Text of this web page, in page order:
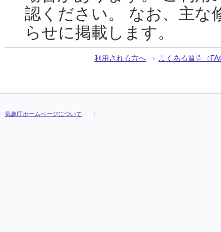
認ください。 なお、主な
らせに掲載します。
利用される方へ よくある質問（
気象庁ホームページについて